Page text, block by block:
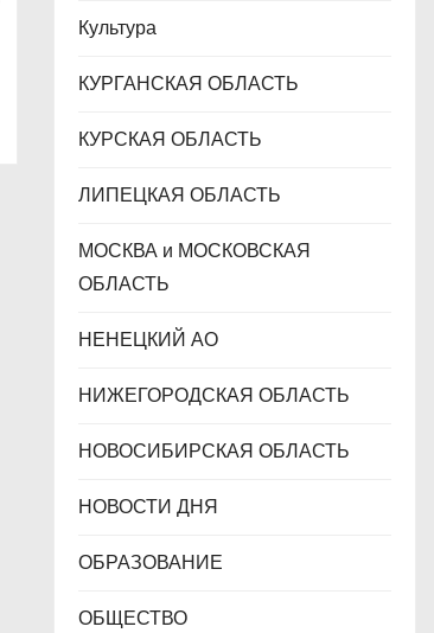
Культура
КУРГАНСКАЯ ОБЛАСТЬ
КУРСКАЯ ОБЛАСТЬ
ЛИПЕЦКАЯ ОБЛАСТЬ
МОСКВА и МОСКОВСКАЯ
ОБЛАСТЬ
НЕНЕЦКИЙ АО
НИЖЕГОРОДСКАЯ ОБЛАСТЬ
НОВОСИБИРСКАЯ ОБЛАСТЬ
НОВОСТИ ДНЯ
ОБРАЗОВАНИЕ
ОБЩЕСТВО